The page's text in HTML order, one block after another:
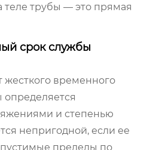
теле трубы — это прямая
срок службы
жесткого временного
и степенью
непригодной, если ее
пределы по